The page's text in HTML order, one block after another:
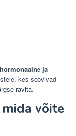
ja
kes soovivad
ravita.
võite